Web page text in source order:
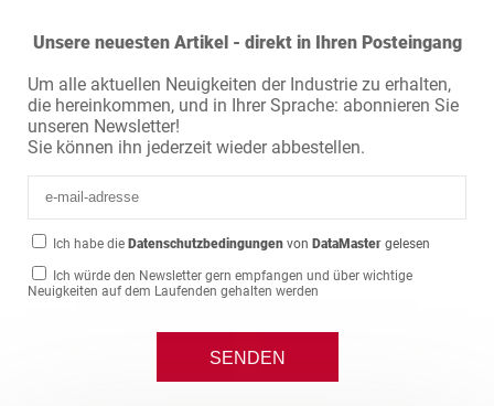
Unsere neuesten Artikel - direkt in Ihren Posteingang
Um alle aktuellen Neuigkeiten der Industrie zu erhalten,
die hereinkommen, und in Ihrer Sprache: abonnieren Sie
unseren Newsletter!
Sie können ihn jederzeit wieder abbestellen.
Ich habe die Datenschutzbedingungen von DataMaster gelesen
Ich würde den Newsletter gern empfangen und über wichtige
Neuigkeiten auf dem Laufenden gehalten werden